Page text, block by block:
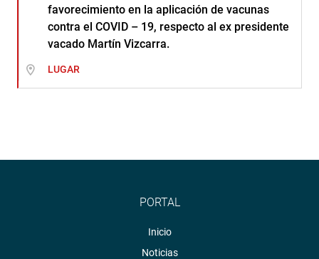
favorecimiento en la aplicación de vacunas
contra el COVID – 19, respecto al ex presidente
vacado Martín Vizcarra.
LUGAR
PORTAL
Inicio
Noticias